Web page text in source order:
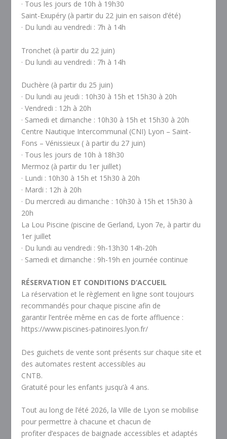
· Tous les jours de 10h à 19h30
Saint-Exupéry (à partir du 22 juin en saison d’été)
· Du lundi au vendredi : 7h à 14h
Tronchet (à partir du 22 juin)
· Du lundi au vendredi : 7h à 14h
Duchère (à partir du 25 juin)
· Du lundi au jeudi : 10h30 à 15h et 15h30 à 20h
· Vendredi : 12h à 20h
· Samedi et dimanche : 10h30 à 15h et 15h30 à 20h
Centre Nautique Intercommunal (CNI) Lyon – Saint-
Fons – Vénissieux ( à partir du 27 juin)
· Tous les jours de 10h à 18h30
Mermoz (à partir du 1er juillet)
· Lundi : 10h30 à 15h et 15h30 à 20h
· Mardi : 12h à 20h
· Du mercredi au dimanche : 10h30 à 15h et 15h30 à
20h
La Lou Piscine (piscine de Gerland, Lyon 7e, à partir du
1er juillet
· Du lundi au vendredi : 9h-13h30 14h-20h
· Samedi et dimanche : 9h-19h en journée continue
RÉSERVATION ET CONDITIONS D’ACCUEIL
La réservation et le règlement en ligne sont toujours
recommandés pour chaque piscine afin de
garantir l’entrée même en cas de forte affluence :
https://www.piscines-patinoires.lyon.fr/
Des guichets de vente sont présents sur chaque site et
des automates restent accessibles au
CNTB.
Gratuité pour les enfants jusqu’à 4 ans.
Tout au long de l’été 2026, la Ville de Lyon se mobilise
pour permettre à chacune et chacun de
profiter d’espaces de baignade accessibles et adaptés